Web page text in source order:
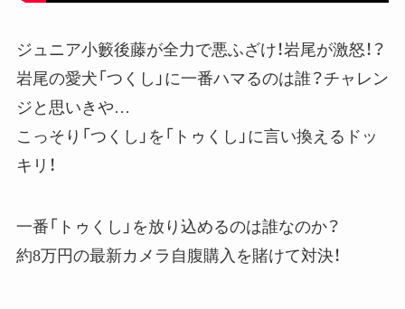
ジュニア小籔後藤が全力で悪ふざけ！岩尾が激怒！？
岩尾の愛犬「つくし」に一番ハマるのは誰？チャレン
ジと思いきや…
こっそり「つくし」を「トゥくし」に言い換えるドッ
キリ！
一番「トゥくし」を放り込めるのは誰なのか？
約8万円の最新カメラ自腹購入を賭けて対決！